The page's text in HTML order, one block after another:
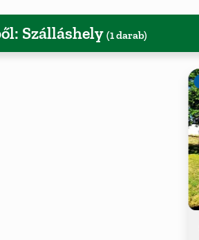
Szálláshely (1 darab)